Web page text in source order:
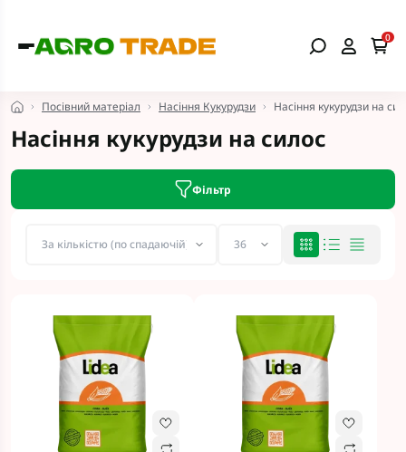
0
Посівний матеріал Насіння Кукурудзи Насіння кукурудзи на
Насіння кукурудзи на силос
Фільтр